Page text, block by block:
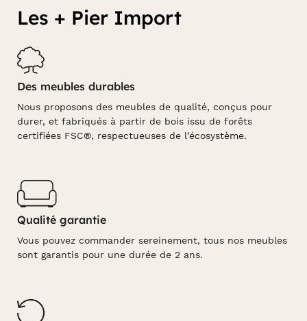
Les + Pier Import
Des meubles durables
Nous proposons des meubles de qualité, conçus pour
durer, et fabriqués à partir de bois issu de forêts
certifiées FSC®, respectueuses de l’écosystème.
Qualité garantie
Vous pouvez commander sereinement, tous nos meubles
sont garantis pour une durée de 2 ans.